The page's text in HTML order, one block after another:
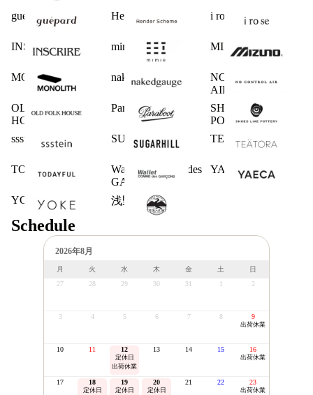
guepard Hender Scheme i ro se
INSCRIRE mimie MIZUNO
MONOLITH nakedgauge
NO CONTROL
AIR
OLD FOLK
HOUSE
Paraboot
SHOES LIKE
POTTERY
ssstein
SUGARHILL TEATORA
TODAYFUL
Wallet COMME des
GARCONS
YAECA
YOKE 浅野商店
Schedule
2026年8月
月 火 水 木 金 土
日
27
28 29 30 31 1 2
3 4 5 6 7 8 9
出荷休業
10 11 12
定休日
出荷休業
13 14 15 16
出荷休業
17 18
定休日
19
定休日
20
定休日
21 22 23
出荷休業